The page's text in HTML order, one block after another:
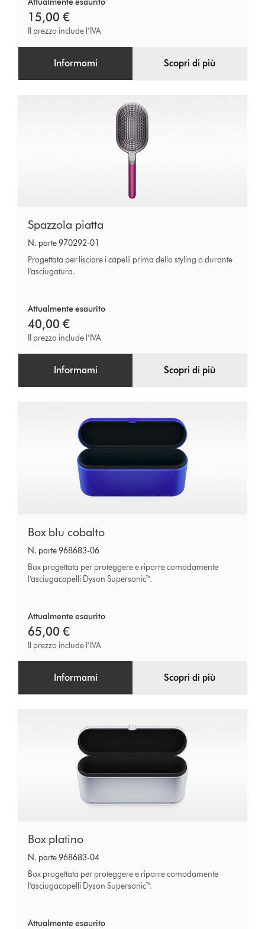
Attualmente esaurito
15,00 €
Il prezzo include l’IVA
Informami Scopri di più
Spazzola
piatta
Spazzola piatta
N. parte 970292-01
Progettata per lisciare i capelli prima dello styling o durante
l’asciugatura.
Attualmente esaurito
40,00 €
Il prezzo include l’IVA
Informami Scopri di più
Box
blu
cobalto
Box blu cobalto
N. parte 968683-06
Box progettata per proteggere e riporre comodamente
l’asciugacapelli Dyson Supersonic™.
Attualmente esaurito
65,00 €
Il prezzo include l’IVA
Informami Scopri di più
Box
platino
Box platino
N. parte 968683-04
Box progettata per proteggere e riporre comodamente
l’asciugacapelli Dyson Supersonic™.
Attualmente esaurito